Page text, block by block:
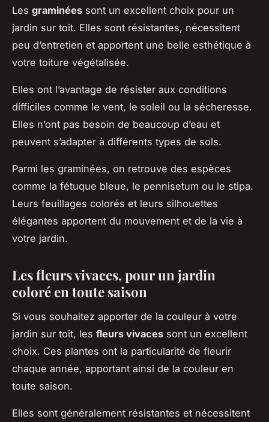
Les graminées sont un excellent choix pour un
jardin sur toit. Elles sont résistantes, nécessitent
peu d’entretien et apportent une belle esthétique à
votre toiture végétalisée.
Elles ont l’avantage de résister aux conditions
difficiles comme le vent, le soleil ou la sécheresse.
Elles n’ont pas besoin de beaucoup d’eau et
peuvent s’adapter à différents types de sols.
Parmi les graminées, on retrouve des espèces
comme la fétuque bleue, le pennisetum ou le stipa.
Leurs feuillages colorés et leurs silhouettes
élégantes apportent du mouvement et de la vie à
votre jardin.
Les fleurs vivaces, pour un jardin
coloré en toute saison
Si vous souhaitez apporter de la couleur à votre
jardin sur toit, les fleurs vivaces sont un excellent
choix. Ces plantes ont la particularité de fleurir
chaque année, apportant ainsi de la couleur en
toute saison.
Elles sont généralement résistantes et nécessitent